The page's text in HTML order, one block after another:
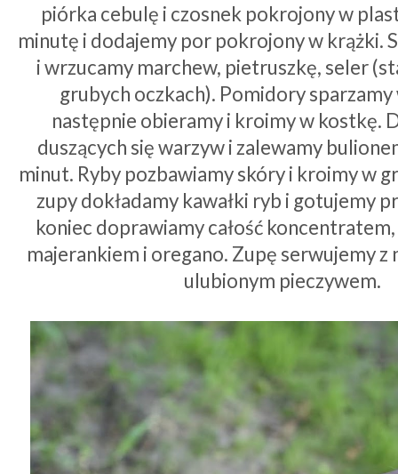
piórka cebulę i czosnek pokrojony w
minutę i dodajemy por pokrojony w krążki.
i wrzucamy marchew, pietruszkę, seler
grubych oczkach). Pomidory
następnie obieramy i kroimy w kostkę.
duszących się warzyw i zalewamy
minut. Ryby pozbawiamy skóry i kroimy w
zupy dokładamy kawałki ryb i gotujemy
koniec doprawiamy całość
majerankiem i oregano. Zupę serwujemy z
ulubionym pieczywem.